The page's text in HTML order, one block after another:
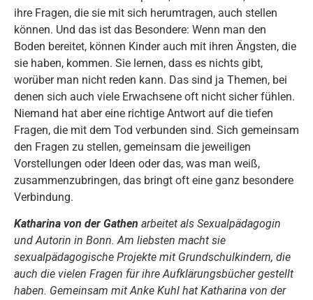
ihre Fragen, die sie mit sich herumtragen, auch stellen
können. Und das ist das Besondere: Wenn man den
Boden bereitet, können Kinder auch mit ihren Ängsten, die
sie haben, kommen. Sie lernen, dass es nichts gibt,
worüber man nicht reden kann. Das sind ja Themen, bei
denen sich auch viele Erwachsene oft nicht sicher fühlen.
Niemand hat aber eine richtige Antwort auf die tiefen
Fragen, die mit dem Tod verbunden sind. Sich gemeinsam
den Fragen zu stellen, gemeinsam die jeweiligen
Vorstellungen oder Ideen oder das, was man weiß,
zusammenzubringen, das bringt oft eine ganz besondere
Verbindung.
Katharina von der Gathen arbeitet als Sexualpädagogin
und Autorin in Bonn. Am liebsten macht sie
sexualpädagogische Projekte mit Grundschulkindern, die
auch die vielen Fragen für ihre Aufklärungsbücher gestellt
haben. Gemeinsam mit Anke Kuhl hat Katharina von der